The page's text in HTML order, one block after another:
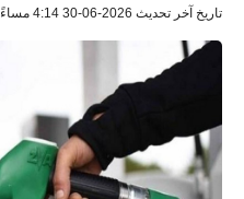
تاريخ آخر تحديث 2026-06-30 4:14 مساءً